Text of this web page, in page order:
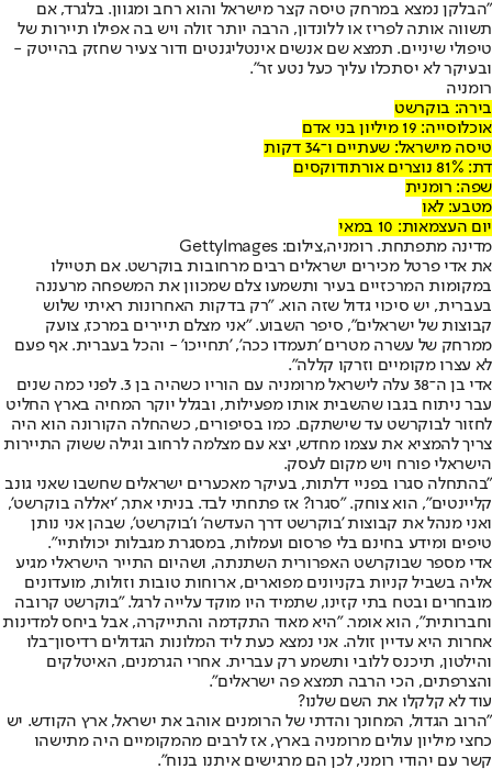
"הבלקן נמצא במרחק טיסה קצר מישראל והוא רחב ומגוון. בלגרד, אם
תשווה אותה לפריז או ללונדון, הרבה יותר זולה ויש בה אפילו תיירות של
טיפולי שיניים. תמצא שם אנשים אינטליגנטים ודור צעיר שחזק בהייטק -
ובעיקר לא יסתכלו עליך כעל נטע זר".
רומניה
בירה: בוקרשט
אוכלוסייה: 19 מיליון בני אדם
טיסה מישראל: שעתיים ו־34 דקות
דת: 81% נוצרים אורתודוקסים
שפה: רומנית
מטבע: לאו
יום העצמאות: 10 במאי
מדינה מתפתחת. רומניה,צילום: GettyImages
את אדי פרטל מכירים ישראלים רבים מרחובות בוקרשט. אם תטיילו
במקומות המרכזיים בעיר ותשמעו צלם שמכוון את המשפחה מרעננה
בעברית, יש סיכוי גדול שזה הוא. "רק בדקות האחרונות ראיתי שלוש
קבוצות של ישראלים", סיפר השבוע. "אני מצלם תיירים במרכז, צועק
ממרחק של עשרה מטרים 'תעמדו ככה', 'תחייכו' - והכל בעברית. אף פעם
לא עצרו מקומיים וזרקו קללה".
אדי בן ה־38 עלה לישראל מרומניה עם הוריו כשהיה בן 3. לפני כמה שנים
עבר ניתוח בגבו שהשבית אותו מפעילות, ובגלל יוקר המחיה בארץ החליט
לחזור לבוקרשט עד שישתקם. כמו בסיפורים, כשהחלה הקורונה הוא היה
צריך להמציא את עצמו מחדש, יצא עם מצלמה לרחוב וגילה ששוק התיירות
הישראלי פורח ויש מקום לעסק.
"בהתחלה סגרו בפניי דלתות, בעיקר מאכערים ישראלים שחשבו שאני גונב
קליינטים", הוא צוחק. "סגרו? אז פתחתי לבד. בניתי אתר, 'יאללה בוקרשט',
ואני מנהל את קבוצות 'בוקרשט דרך העדשה' ו'בוקרשט', שבהן אני נותן
טיפים ומידע בחינם בלי פרסום ועמלות, במסגרת מגבלות יכולותיי".
אדי מספר שבוקרשט האפרורית השתנתה, ושהיום התייר הישראלי מגיע
אליה בשביל קניות בקניונים מפוארים, ארוחות טובות וזולות, מועדונים
מובחרים ובטח בתי קזינו, שתמיד היו מוקד עלייה לרגל. "בוקרשט קרובה
וחברותית", הוא אומר. "היא מאוד התקדמה והתייקרה, אבל ביחס למדינות
אחרות היא עדיין זולה. אני נמצא כעת ליד המלונות הגדולים רדיסון־בלו
והילטון, תיכנס ללובי ותשמע רק עברית. אחרי הגרמנים, האיטלקים
והצרפתים, הכי הרבה תמצא פה ישראלים".
עוד לא קלקלו את השם שלנו?
"הרוב הגדול, המחונך והדתי של הרומנים אוהב את ישראל, ארץ הקודש. יש
כחצי מיליון עולים מרומניה בארץ, אז לרבים מהמקומיים היה מתישהו
קשר עם יהודי רומני, לכן הם מרגישים איתנו בנוח".